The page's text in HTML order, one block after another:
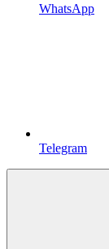
WhatsApp
Telegram